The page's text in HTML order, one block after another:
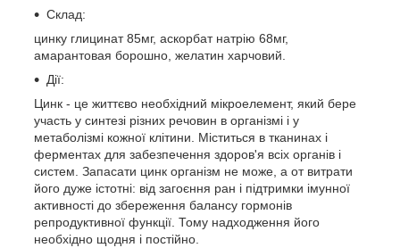
Склад:
цинку глицинат 85мг, аскорбат натрію 68мг,
амарантовая борошно, желатин харчовий.
Дії:
Цинк - це життєво необхідний мікроелемент, який бере
участь у синтезі різних речовин в організмі і у
метаболізмі кожної клітини. Міститься в тканинах і
ферментах для забезпечення здоров'я всіх органів і
систем. Запасати цинк організм не може, а от витрати
його дуже істотні: від загоєння ран і підтримки імунної
активності до збереження балансу гормонів
репродуктивної функції. Тому надходження його
необхідно щодня і постійно.